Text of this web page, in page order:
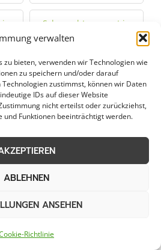
verwalten
zu bieten, verwenden wir Technologien wie
zu speichern und/oder darauf
zustimmst, können wir Daten
IDs auf dieser Website
nicht erteilst oder zurückziehst,
Funktionen beeinträchtigt werden.
ABLEHNEN
ANSEHEN
Richtlinie
Schneeabtransport in
Lengede
in
Schneeabtransport in
Nienburg
in
Schneeabtransport in
Salzhemmendorf